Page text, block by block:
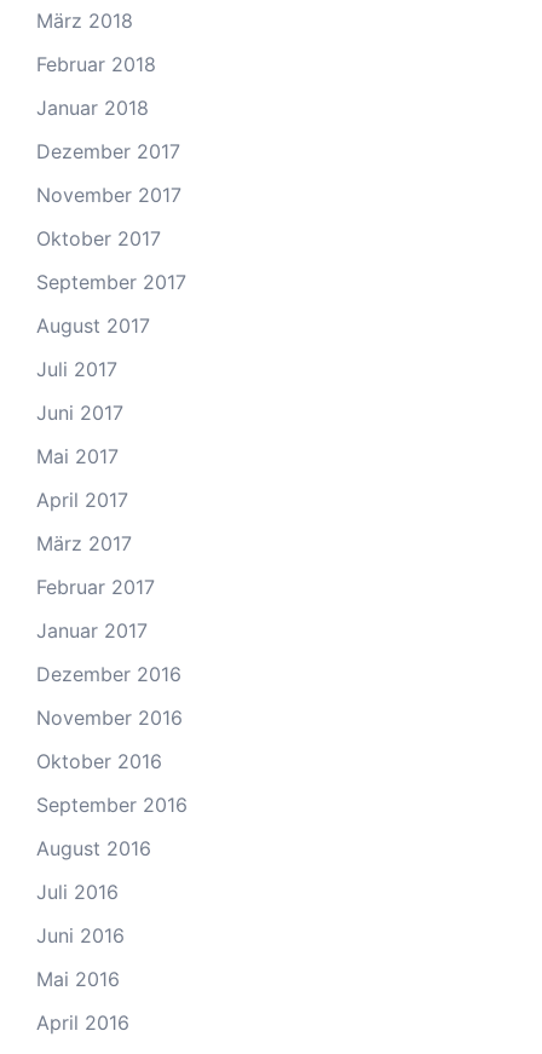
März 2018
Februar 2018
Januar 2018
Dezember 2017
November 2017
Oktober 2017
September 2017
August 2017
Juli 2017
Juni 2017
Mai 2017
April 2017
März 2017
Februar 2017
Januar 2017
Dezember 2016
November 2016
Oktober 2016
September 2016
August 2016
Juli 2016
Juni 2016
Mai 2016
April 2016